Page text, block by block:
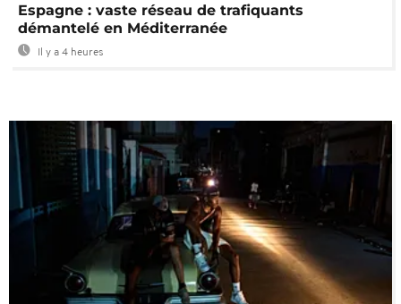
Espagne : vaste réseau de trafiquants
démantelé en Méditerranée
Il y a 4 heures